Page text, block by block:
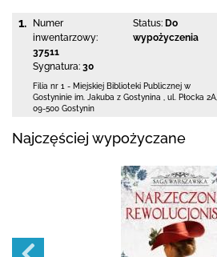
1.
Numer
inwentarzowy:
37511
Sygnatura: 30
Status: Do
wypożyczenia
Filia nr 1 - Miejskiej Biblioteki Publicznej w
Gostyninie im. Jakuba z Gostynina
ul. Płocka 2A
09-500 Gostynin
Najczęściej wypożyczane